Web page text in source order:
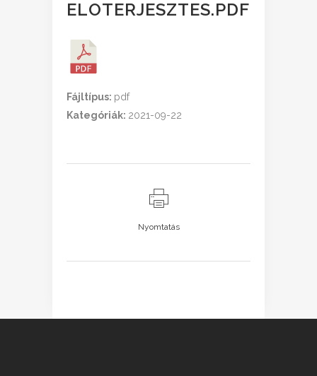
ELOTERJESZTES.PDF
Fájltípus: pdf
Kategóriák: 2021-09-22
Nyomtatás